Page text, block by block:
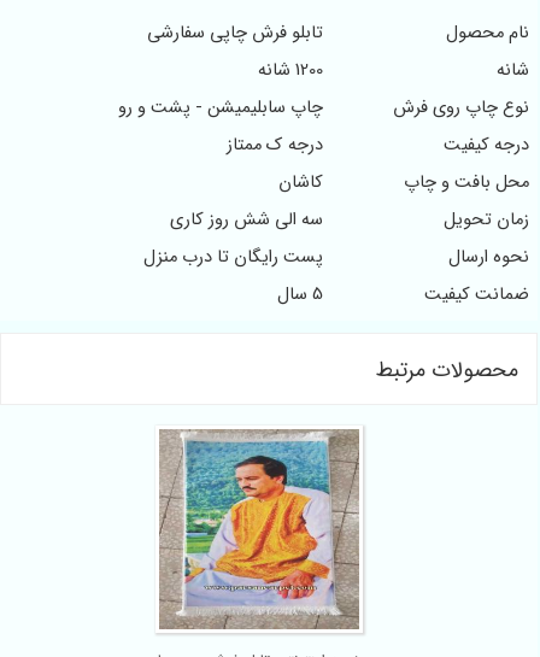
تابلو فرش چاپی سفارشی
روی فرش
چاپ سابلیمیشن - پشت و رو
درجه ک ممتاز
و چاپ
سه الی شش روز کاری
پست رایگان تا درب منزل
مرتبط